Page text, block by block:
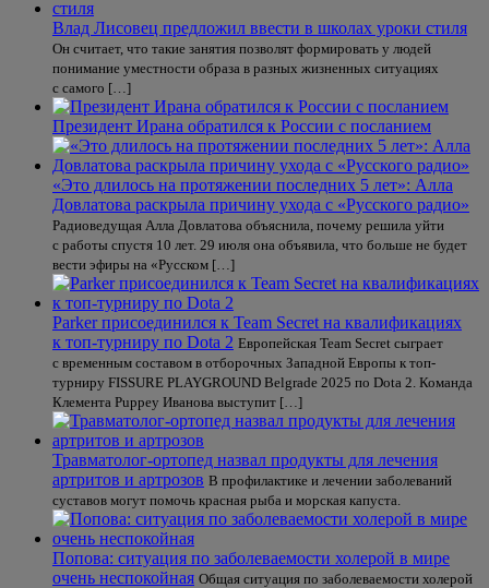
Влад Лисовец предложил ввести в школах уроки стиля
Он считает, что такие занятия позволят формировать у людей
понимание уместности образа в разных жизненных ситуациях
с самого […]
Президент Ирана обратился к России с посланием
«Это длилось на протяжении последних 5 лет»: Алла
Довлатова раскрыла причину ухода с «Русского радио»
Радиоведущая Алла Довлатова объяснила, почему решила уйти
с работы спустя 10 лет. 29 июля она объявила, что больше не будет
вести эфиры на «Русском […]
Parker присоединился к Team Secret на квалификациях
к топ-турниру по Dota 2 Европейская Team Secret сыграет
с временным составом в отборочных Западной Европы к топ-
турниру FISSURE PLAYGROUND Belgrade 2025 по Dota 2. Команда
Клемента Puppey Иванова выступит […]
Травматолог-ортопед назвал продукты для лечения
артритов и артрозов В профилактике и лечении заболеваний
суставов могут помочь красная рыба и морская капуста.
Попова: ситуация по заболеваемости холерой в мире
очень неспокойная Общая ситуация по заболеваемости холерой